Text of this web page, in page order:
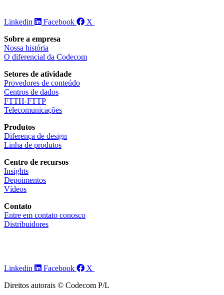
Linkedin Facebook
X
Sobre a empresa
Nossa história
O diferencial da Codecom
Setores de atividade
Provedores de conteúdo
Centros de dados
FTTH-FTTP
Telecomunicações
Produtos
Diferença de design
Linha de produtos
Centro de recursos
Insights
Depoimentos
Vídeos
Contato
Entre em contato conosco
Distribuidores
Linkedin Facebook
X
Direitos autorais © Codecom P/L